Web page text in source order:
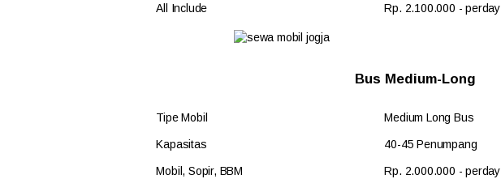
All Include Rp. 2.100.000 - perday
Bus Medium-Long
Tipe Mobil Medium Long Bus
Kapasitas 40-45 Penumpang
Mobil, Sopir, BBM Rp. 2.000.000 - perday